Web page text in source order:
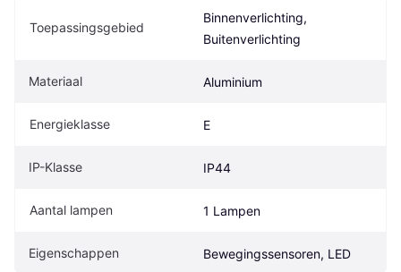
Toepassingsgebied
Binnenverlichting,
Buitenverlichting
Materiaal Aluminium
Energieklasse E
IP-Klasse IP44
Aantal lampen 1 Lampen
Eigenschappen Bewegingssensoren, LED